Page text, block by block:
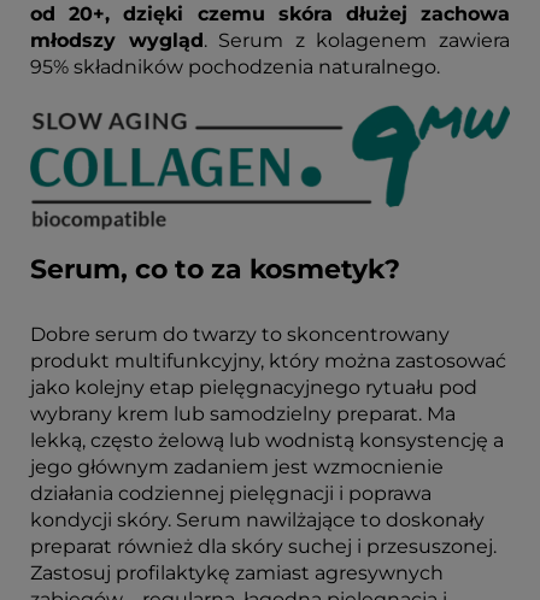
od 20+, dzięki czemu skóra dłużej zachowa
młodszy wygląd. Serum z kolagenem zawiera
95% składników pochodzenia naturalnego.
Serum, co to za kosmetyk?
Dobre serum do twarzy to skoncentrowany
produkt multifunkcyjny, który można zastosować
jako kolejny etap pielęgnacyjnego rytuału pod
wybrany krem lub samodzielny preparat. Ma
lekką, często żelową lub wodnistą konsystencję a
jego głównym zadaniem jest wzmocnienie
działania codziennej pielęgnacji i poprawa
kondycji skóry. Serum nawilżające to doskonały
preparat również dla skóry suchej i przesuszonej.
Zastosuj profilaktykę zamiast agresywnych